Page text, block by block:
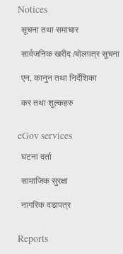
Notices
सूचना तथा समाचार
सार्वजनिक खरीद /बोलपत्र सूचना
एन, कानुन तथा निर्देशिका
कर तथा शुल्कहरु
eGov services
घटना दर्ता
सामाजिक सुरक्षा
नागरिक वडापत्र
Reports